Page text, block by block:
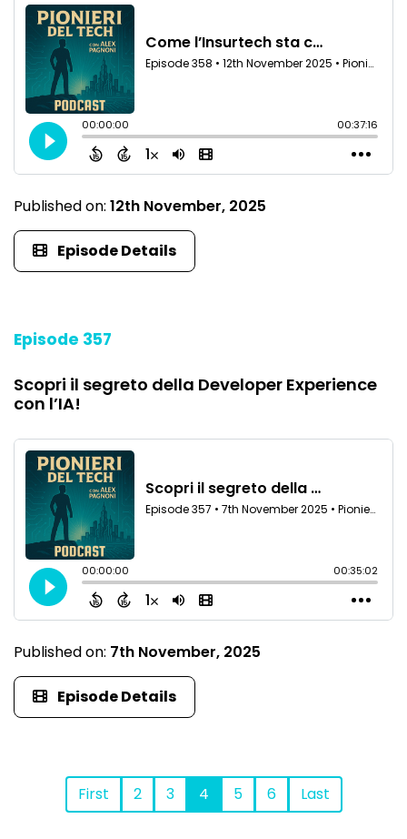
Published on: 12th November, 2025
Episode Details
Episode 357
Scopri il segreto della Developer Experience
con l’IA!
Published on: 7th November, 2025
Episode Details
First 2 3 4 5 6 Last